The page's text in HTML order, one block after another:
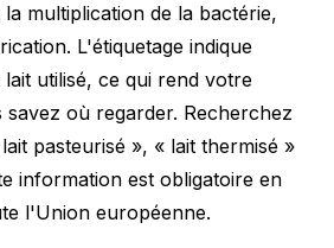
multiplication de la bactérie,
L'étiquetage indique
utilisé, ce qui rend votre
où regarder. Recherchez
pasteurisé », « lait thermisé »
information est obligatoire en
l'Union européenne.